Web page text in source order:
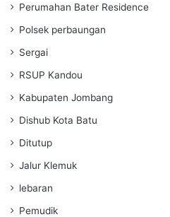
Perumahan Bater Residence
Polsek perbaungan
Sergai
RSUP Kandou
Kabupaten Jombang
Dishub Kota Batu
Ditutup
Jalur Klemuk
lebaran
Pemudik